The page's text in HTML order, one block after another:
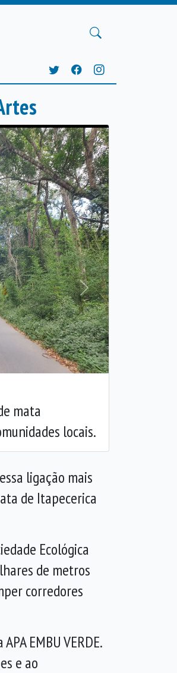
mata
locais.
Próxima
ligação mais
de Itapecerica
Ecológica
de metros
corredores
EMBU VERDE.
e ao